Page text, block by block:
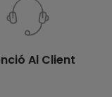
Al Client